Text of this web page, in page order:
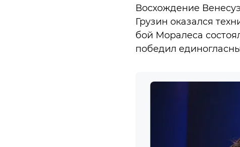
Восхождение
Грузин оказался
бой Моралеса
победил